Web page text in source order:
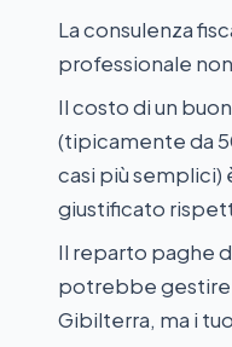
La consulenza
professionale
Il costo di un
(tipicamente da
casi più semplici)
giustificato
Il reparto paghe
potrebbe gestire
Gibilterra, ma i